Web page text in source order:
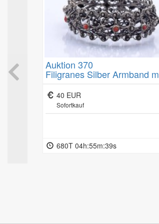
Das Muster-Widerrufsformular finden Sie
für 6
Auktion 370
Filigranes Silber Armband
Koralle, Silber gepr, Stift
2,2cm, 39,5g.
40 EUR
Sofortkauf
680T 04h:55m:38s